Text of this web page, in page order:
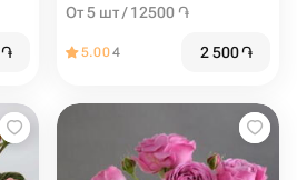
֏
От 5 шт / 12500 ֏
5.004 2 500֏